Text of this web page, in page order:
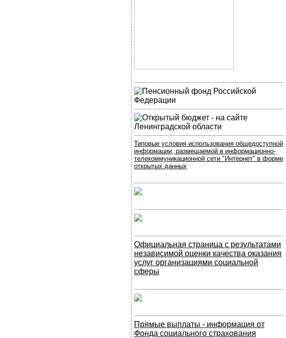
Типовые условия использования общедоступной
информации, размещаемой в информационно-
телекоммуникационной сети "Интернет" в форме
открытых данных
Официальная страница с результатами
независимой оценки качества оказания
услуг организациями социальной
сферы
Прямые выплаты - информация от
Фонда социального страхования